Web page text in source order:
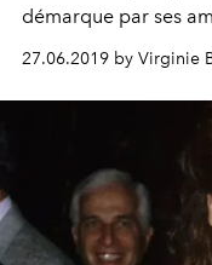
démarque par ses
27.06.2019 by Virginie